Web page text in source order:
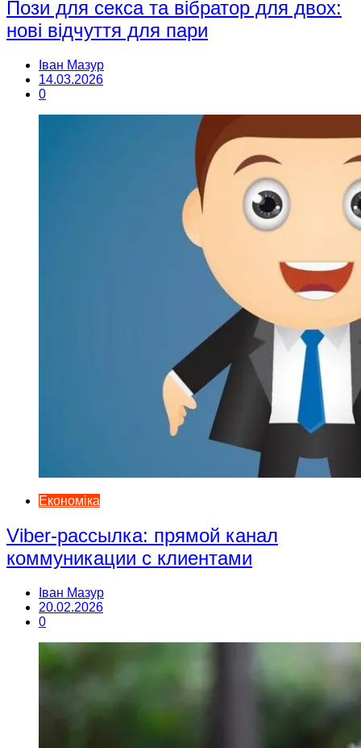
Пози для секса та вібратор для двох:
нові відчуття для пари
Іван Мазур
14.03.2026
0
Економіка
Viber-рассылка: прямой канал
коммуникации с клиентами
Іван Мазур
20.02.2026
0